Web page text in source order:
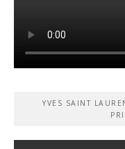
YVES SAINT